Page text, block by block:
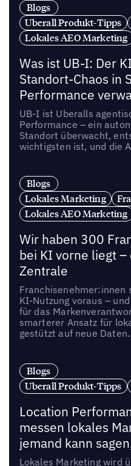
Blogs
Uberall Produkt-Tipps
Lokales AEO Marketing
Was ist UB-I: Der
Standort-Chaos in
Performance
UB-I ist Uberalls
Performance – ein
Standort überwacht,
wichtigsten ist, und die
Blogs
Lokales Marketing
Lokales AEO Marketing
Wir haben 300
bei KI vorne liegt
Zentrale
Franchisenehmer:innen
KI-Nutzung voraus –
für das
smarterer Ansatz für
gestützt auf neue Daten.
Blogs
Uberall Produkt-Tipps
Location
messen lokales
jemand kann
Lokales Marketing wird